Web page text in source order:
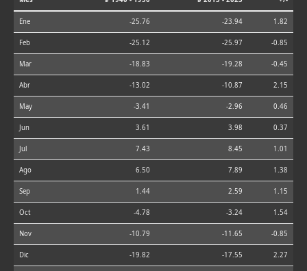
Ene -25.76 -23.94 1.82
Feb -25.12 -25.97 -0.85
Mar -18.83 -19.28 -0.45
Abr -13.02 -10.87 2.15
May -3.41 -2.96 0.46
Jun 3.61 3.98 0.37
Jul 7.43 8.45 1.01
Ago 6.50 7.89 1.38
Sep 1.44 2.59 1.15
Oct -4.78 -3.24 1.54
Nov -10.79 -11.65 -0.85
Dic -19.82 -17.55 2.27